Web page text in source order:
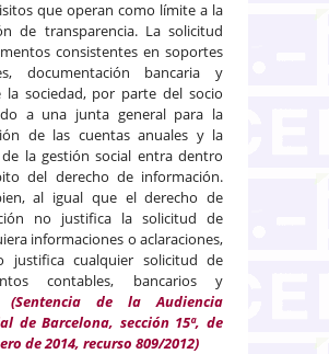
que operan como límite a la
de transparencia. La solicitud
consistentes en soportes
documentación bancaria y
la sociedad, por parte del socio
a una junta general para la
de las cuentas anuales y la
la gestión social entra dentro
del derecho de información.
al igual que el derecho de
no justifica la solicitud de
informaciones o aclaraciones,
justifica cualquier solicitud de
contables, bancarios y
(Sentencia de la Audiencia
de Barcelona, sección 15ª, de
de 2014, recurso 809/2012)